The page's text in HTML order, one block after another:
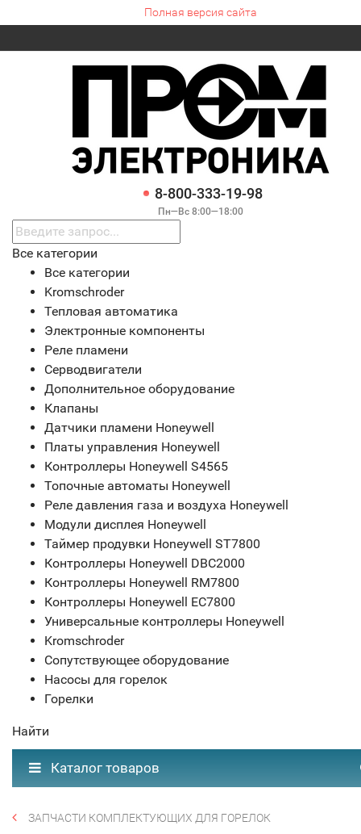
Полная версия сайта
8-800-333-19-98
Пн—Вс 8:00—18:00
Все категории
Все категории
Kromschroder
Тепловая автоматика
Электронные компоненты
Реле пламени
Серводвигатели
Дополнительное оборудование
Клапаны
Датчики пламени Honeywell
Платы управления Honeywell
Контроллеры Honeywell S4565
Топочные автоматы Honeywell
Реле давления газа и воздуха Honeywell
Модули дисплея Honeywell
Таймер продувки Honeywell ST7800
Контроллеры Honeywell DBC2000
Контроллеры Honeywell RM7800
Контроллеры Honeywell EC7800
Универсальные контроллеры Honeywell
Kromschroder
Сопутствующее оборудование
Насосы для горелок
Горелки
Найти
Каталог товаров
ЗАПЧАСТИ КОМПЛЕКТУЮЩИХ ДЛЯ ГОРЕЛОК